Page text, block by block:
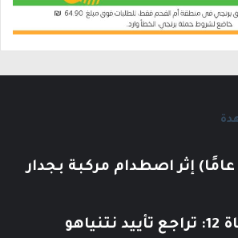
إصابة رجل(72 عامًا) إثر اصطدام مركبة بجدار
استطلاع القناة 12: تراجع تأييد نتنياهو